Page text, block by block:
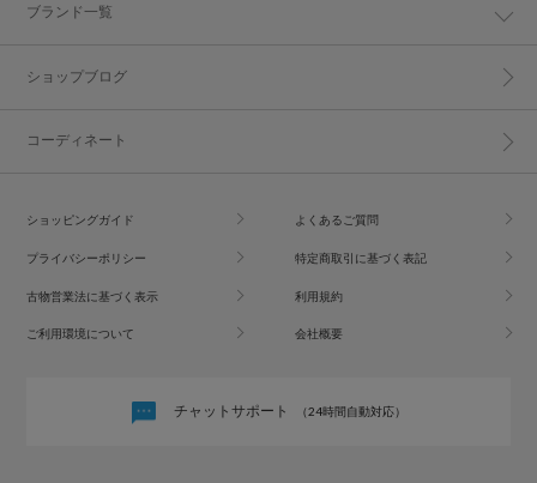
ブランド一覧
ショップブログ
コーディネート
ショッピングガイド よくあるご質問
プライバシーポリシー 特定商取引に基づく表記
古物営業法に基づく表示 利用規約
ご利用環境について 会社概要
チャットサポート （24時間自動対応）